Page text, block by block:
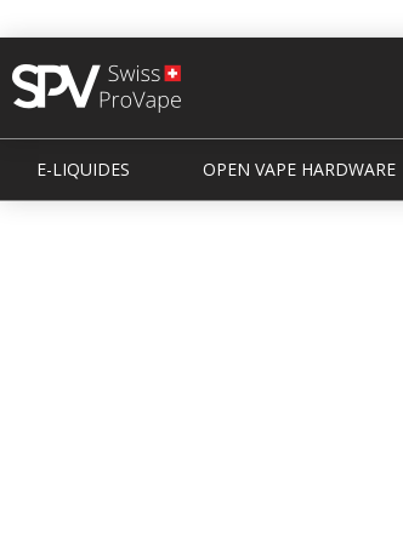
E-LIQUIDES OPEN VAPE HARDWARE